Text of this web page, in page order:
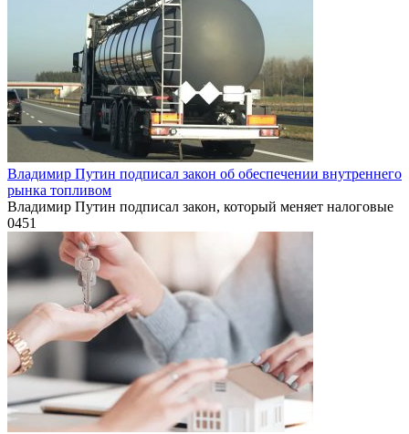
Владимир Путин подписал закон об обеспечении внутреннего
рынка топливом
Владимир Путин подписал закон, который меняет налоговые
0451